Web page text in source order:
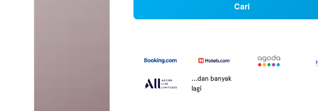
Cari
...dan banyak
lagi